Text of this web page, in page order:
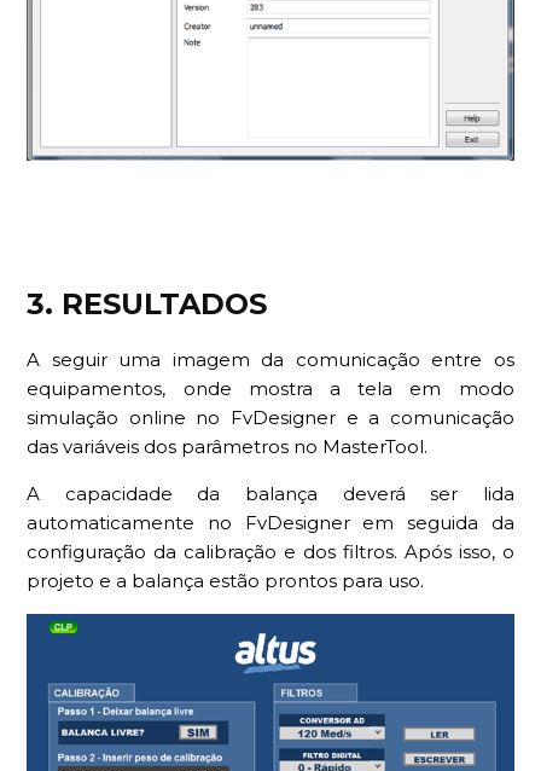
3. RESULTADOS
A seguir uma imagem da comunicação entre os
equipamentos, onde mostra a tela em modo
simulação online no FvDesigner e a comunicação
das variáveis dos parâmetros no MasterTool.
A capacidade da balança deverá ser lida
automaticamente no FvDesigner em seguida da
configuração da calibração e dos filtros. Após isso, o
projeto e a balança estão prontos para uso.